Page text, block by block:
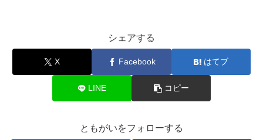
シェアする
X Facebook はてブ
LINE コピー
ともがいをフォローする